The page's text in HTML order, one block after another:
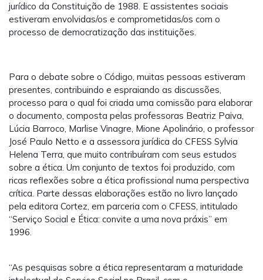
jurídico da Constituição de 1988. E assistentes sociais
estiveram envolvidas/os e comprometidas/os com o
processo de democratização das instituições.
Para o debate sobre o Código, muitas pessoas estiveram
presentes, contribuindo e espraiando as discussões,
processo para o qual foi criada uma comissão para elaborar
o documento, composta pelas professoras Beatriz Paiva,
Lúcia Barroco, Marlise Vinagre, Mione Apolinário, o professor
José Paulo Netto e a assessora jurídica do CFESS Sylvia
Helena Terra, que muito contribuíram com seus estudos
sobre a ética. Um conjunto de textos foi produzido, com
ricas reflexões sobre a ética profissional numa perspectiva
crítica. Parte dessas elaborações estão no livro lançado
pela editora Cortez, em parceria com o CFESS, intitulado
“Serviço Social e Ética: convite a uma nova práxis” em
1996.
“As pesquisas sobre a ética representaram a maturidade